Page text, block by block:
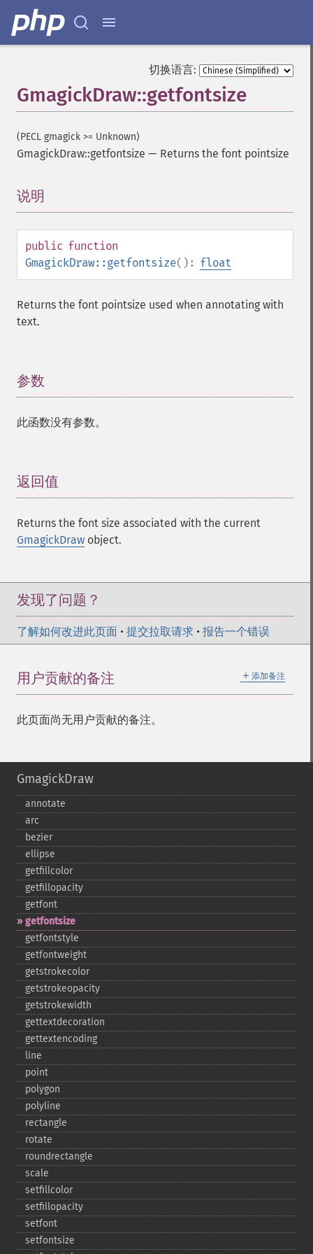
切换语言:
GmagickDraw::getfontsize
(PECL gmagick >= Unknown)
GmagickDraw::getfontsize — Returns the font pointsize
说明
public function
GmagickDraw::getfontsize(): float
Returns the font pointsize used when annotating with
text.
参数
此函数没有参数。
返回值
Returns the font size associated with the current
GmagickDraw object.
发现了问题？
了解如何改进此页面 • 提交拉取请求 • 报告一个错误
＋ 添加备注
用户贡献的备注
此页面尚无用户贡献的备注。
GmagickDraw
annotate
arc
bezier
ellipse
getfillcolor
getfillopacity
getfont
getfontsize
getfontstyle
getfontweight
getstrokecolor
getstrokeopacity
getstrokewidth
gettextdecoration
gettextencoding
line
point
polygon
polyline
rectangle
rotate
roundrectangle
scale
setfillcolor
setfillopacity
setfont
setfontsize